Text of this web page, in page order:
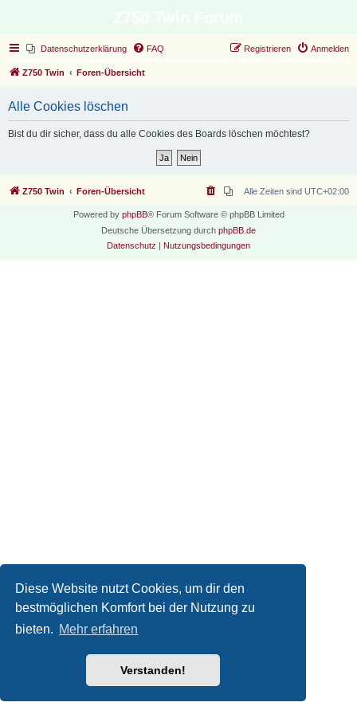
Diese Website nutzt Cookies, um dir den
bestmöglichen Komfort bei der Nutzung zu
bieten. Mehr erfahren
Verstanden!
Datenschutzerklärung FAQ Anmelden
Registrieren
Z750 Twin Foren-Übersicht
Alle Cookies löschen
Bist du dir sicher, dass du alle Cookies des Boards löschen möchtest?
Z750 Twin Foren-Übersicht Alle Zeiten sind UTC+02:00
Powered by phpBB® Forum Software © phpBB Limited
Deutsche Übersetzung durch phpBB.de
Datenschutz | Nutzungsbedingungen